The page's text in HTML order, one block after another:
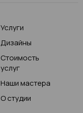
Услуги
Дизайны
Стоимость
услуг
Наши мастера
О студии